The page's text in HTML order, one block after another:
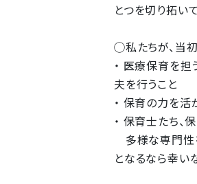
とつを切り拓い
◯私たちが、当
・ 医療保育を
夫を行うこと
・ 保育の力を活
・ 保育士たち、
多様な専門性
となるなら幸い